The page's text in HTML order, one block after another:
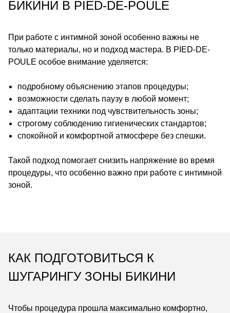
БИКИНИ В PIED-DE-POULE
При работе с интимной зоной особенно важны не
только материалы, но и подход мастера. В PIED-DE-
POULE особое внимание уделяется:
подробному объяснению этапов процедуры;
возможности сделать паузу в любой момент;
адаптации техники под чувствительность зоны;
строгому соблюдению гигиенических стандартов;
спокойной и комфортной атмосфере без спешки.
Такой подход помогает снизить напряжение во время
процедуры, что особенно важно при работе с интимной
зоной.
КАК ПОДГОТОВИТЬСЯ К
ШУГАРИНГУ ЗОНЫ БИКИНИ
Чтобы процедура прошла максимально комфортно,